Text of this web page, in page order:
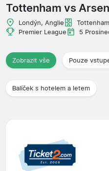
Cestovní
Tottenham vs
Londýn, Anglie
Premier League
5
Zobrazit vše Pouze
Balíček s hotelem a letem